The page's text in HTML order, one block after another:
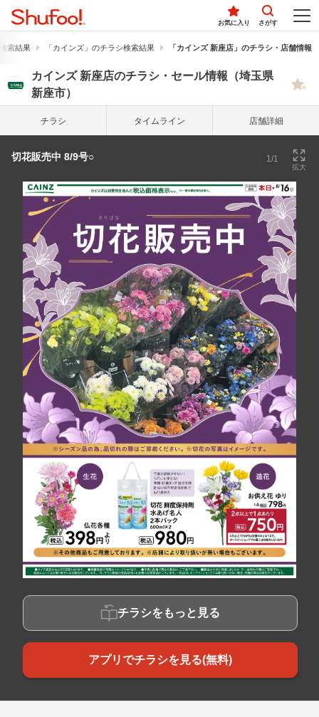
お気に入り さがす
索結果 「カインズ」のチラシ検索結果 「カインズ 新座店」のチラシ・店舗情報
カインズ 新座店のチラシ・セール情報（埼玉県
新座市）
チラシ タイム ライン 店舗詳細
切花販売中 8/9号○ 1/1
拡大
チラシをもっと見る
アプリでチラシを見る(無料)